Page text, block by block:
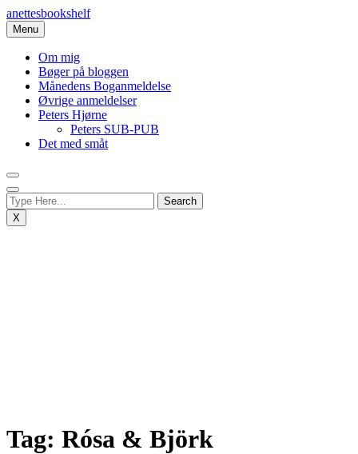
Skip
to
content
anettesbookshelf
Menu
Om mig
Bøger på bloggen
Månedens Boganmeldelse
Øvrige anmeldelser
Peters Hjørne
Peters SUB-PUB
Det med småt
X
Tag: Rósa & Björk